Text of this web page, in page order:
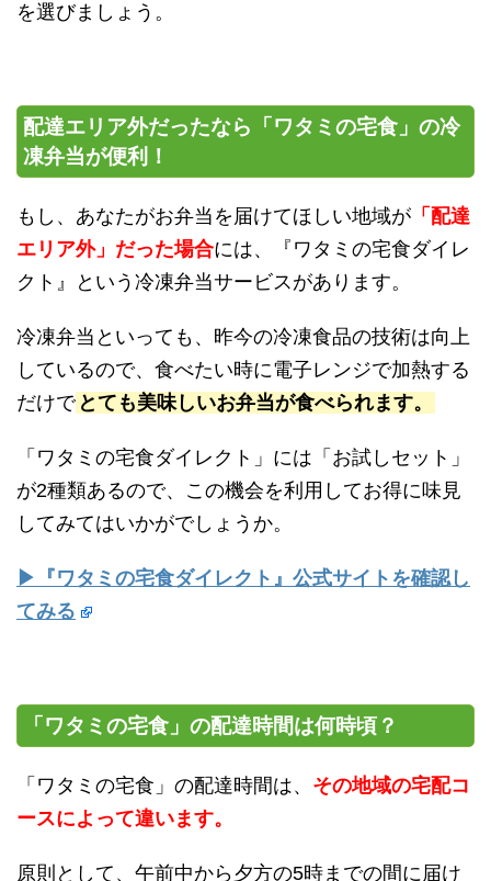
を選びましょう。
配達エリア外だったなら「ワタミの宅食」の冷
凍弁当が便利！
もし、あなたがお弁当を届けてほしい地域が 「配達
エリア外」だった場合には、『ワタミの宅食ダイレ
クト』という冷凍弁当サービスがあります。
冷凍弁当といっても、昨今の冷凍食品の技術は向上
しているので、食べたい時に電子レンジで加熱する
だけで とても美味しいお弁当が食べられます。
「ワタミの宅食ダイレクト」には「お試しセット」
が2種類あるので、この機会を利用してお得に味見
してみてはいかがでしょうか。
▶『ワタミの宅食ダイレクト』公式サイトを確認し
てみる
「ワタミの宅食」の配達時間は何時頃？
「ワタミの宅食」の配達時間は、 その地域の宅配コ
ースによって違います。
原則として、午前中から夕方の5時までの間に届け